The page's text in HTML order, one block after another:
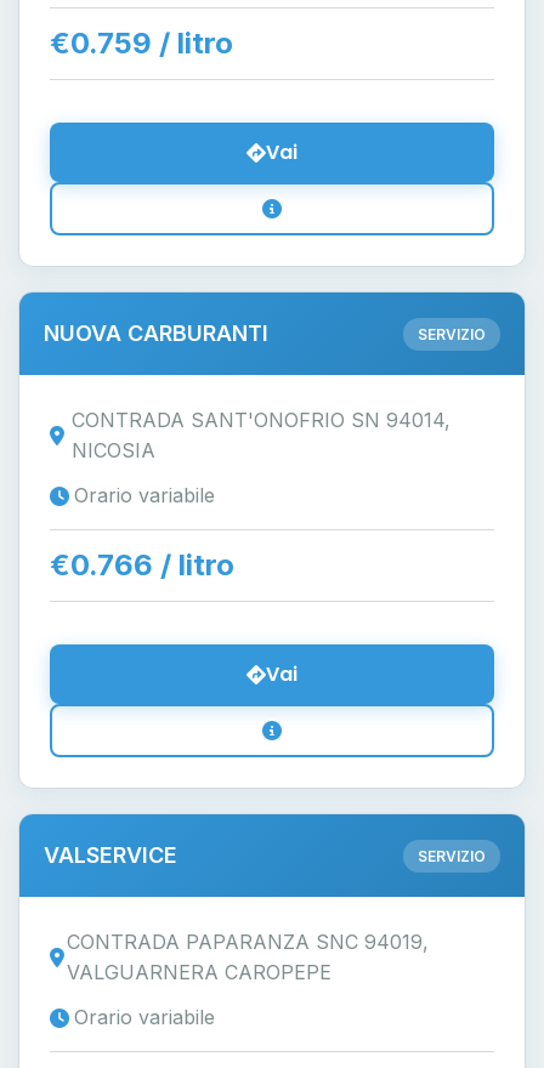
€0.759 / litro
Vai
NUOVA CARBURANTI SERVIZIO
CONTRADA SANT'ONOFRIO SN 94014,
NICOSIA
Orario variabile
€0.766 / litro
Vai
VALSERVICE SERVIZIO
CONTRADA PAPARANZA SNC 94019,
VALGUARNERA CAROPEPE
Orario variabile